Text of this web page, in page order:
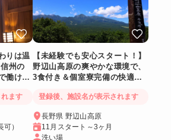
りは温
州の
働ける
ます
）
【未経験でも安心スタート！】
野辺山高原の爽やかな環境で、
3食付き＆個室寮完備の快適リ
登録後、施設名が表示されます
長野県 野辺山高原
11月スタート～3ヶ月
洗い場